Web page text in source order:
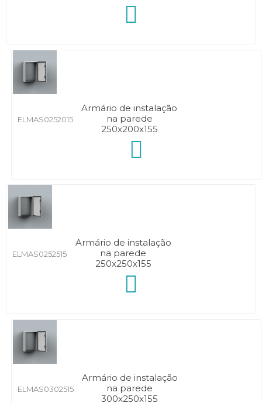
ELMAS0252015
Armário de instalação
na parede
250x200x155
ELMAS0252515
Armário de instalação
na parede
250x250x155
ELMAS0302515
Armário de instalação
na parede
300x250x155